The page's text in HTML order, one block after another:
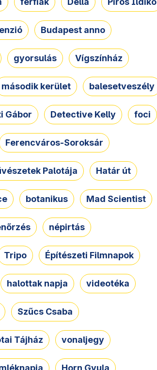
Budapest anno
gyorsulás Vígszínház
második kerület balesetveszély
Gábor Detective Kelly foci
Ferencváros-Soroksár
Palotája Határ út
botanikus Mad Scientist
népirtás
Tripo Építészeti Filmnapok
halottak napja videotéka
Szűcs Csaba
Tájház vonaljegy
Horn Gyula